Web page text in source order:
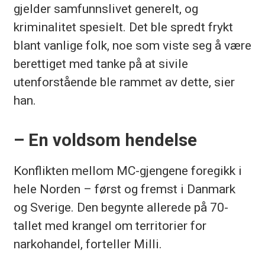
gjelder samfunnslivet generelt, og
kriminalitet spesielt. Det ble spredt frykt
blant vanlige folk, noe som viste seg å være
berettiget med tanke på at sivile
utenforstående ble rammet av dette, sier
han.
– En voldsom hendelse
Konflikten mellom MC-gjengene foregikk i
hele Norden – først og fremst i Danmark
og Sverige. Den begynte allerede på 70-
tallet med krangel om territorier for
narkohandel, forteller Milli.